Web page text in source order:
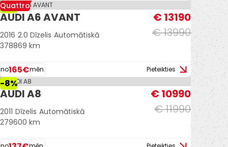
-6%
Quattro
AUDI A6 AVANT
€ 13990
€ 13190
2016 2.0 Dīzelis Automātiskā
378869 km
no165€mēn. Pieteikties
-8%
AUDI A8
€ 11990
€ 10990
2011 Dīzelis Automātiskā
279600 km